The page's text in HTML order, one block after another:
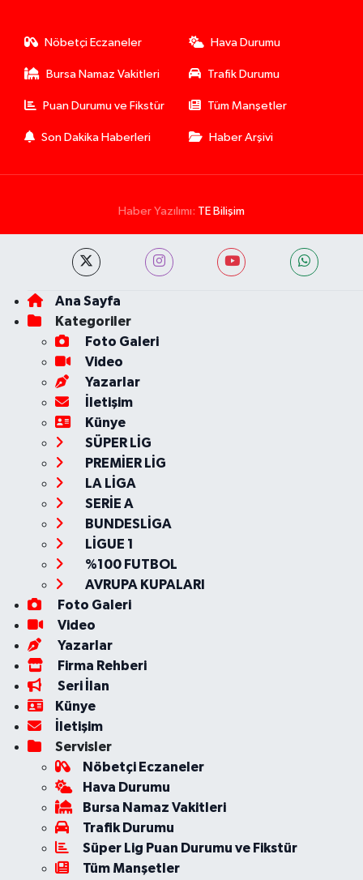
Nöbetçi Eczaneler Hava Durumu
Bursa Namaz Vakitleri Trafik Durumu
Puan Durumu ve Fikstür Tüm Manşetler
Son Dakika Haberleri Haber Arşivi
Haber Yazılımı: TE Bilişim
Ana Sayfa
Kategoriler
Foto Galeri
Video
Yazarlar
İletişim
Künye
SÜPER LİG
PREMİER LİG
LA LİGA
SERİE A
BUNDESLİGA
LİGUE 1
%100 FUTBOL
AVRUPA KUPALARI
Foto Galeri
Video
Yazarlar
Firma Rehberi
Seri İlan
Künye
İletişim
Servisler
Nöbetçi Eczaneler
Hava Durumu
Bursa Namaz Vakitleri
Trafik Durumu
Süper Lig Puan Durumu ve Fikstür
Tüm Manşetler